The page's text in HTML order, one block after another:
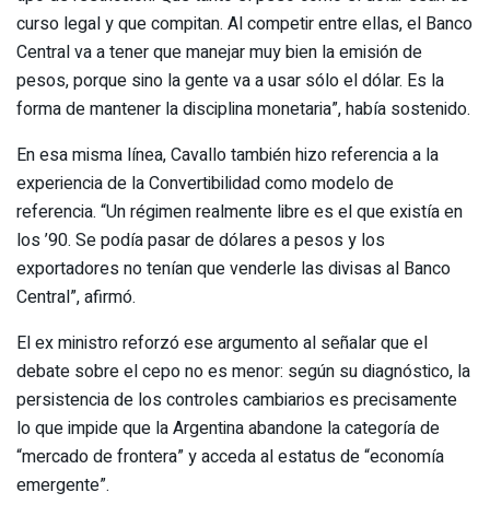
curso legal y que compitan. Al competir entre ellas, el Banco
Central va a tener que manejar muy bien la emisión de
pesos, porque sino la gente va a usar sólo el dólar. Es la
forma de mantener la disciplina monetaria”, había sostenido.
En esa misma línea, Cavallo también hizo referencia a la
experiencia de la Convertibilidad como modelo de
referencia. “Un régimen realmente libre es el que existía en
los ’90. Se podía pasar de dólares a pesos y los
exportadores no tenían que venderle las divisas al Banco
Central”, afirmó.
El ex ministro reforzó ese argumento al señalar que el
debate sobre el cepo no es menor: según su diagnóstico, la
persistencia de los controles cambiarios es precisamente
lo que impide que la Argentina abandone la categoría de
“mercado de frontera” y acceda al estatus de “economía
emergente”.